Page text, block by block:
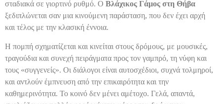
σταδιακά σε γιορτινό ρυθμό. Ο Βλάχικος Γάμος στη Θήβα
ξεδιπλώνεται σαν μια κινούμενη παράσταση, που δεν έχει αρχή
και τέλος με την κλασική έννοια.
Η πομπή σχηματίζεται και κινείται στους δρόμους, με μουσικές,
τραγούδια και συνεχή πειράγματα προς τον γαμπρό, τη νύφη και
τους «συγγενείς». Οι διάλογοι είναι αυτοσχέδιοι, συχνά τολμηροί,
και αντλούν έμπνευση από την επικαιρότητα και την
καθημερινότητα. Το κοινό δεν μένει αμέτοχο. Γελά, απαντά,